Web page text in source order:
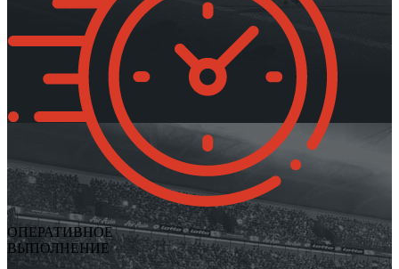
ОПЕРАТИВНОЕ
ВЫПОЛНЕНИЕ